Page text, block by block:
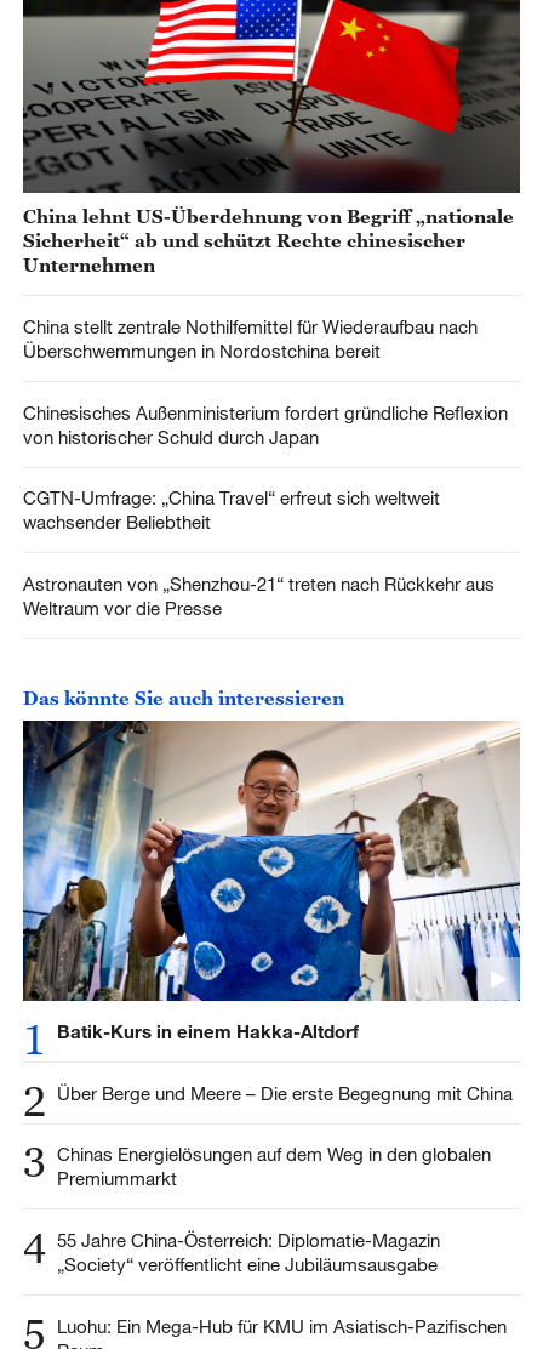
China lehnt US-Überdehnung von Begriff „nationale
Sicherheit“ ab und schützt Rechte chinesischer
Unternehmen
China stellt zentrale Nothilfemittel für Wiederaufbau nach
Überschwemmungen in Nordostchina bereit
Chinesisches Außenministerium fordert gründliche Reflexion
von historischer Schuld durch Japan
CGTN-Umfrage: „China Travel“ erfreut sich weltweit
wachsender Beliebtheit
Astronauten von „Shenzhou-21“ treten nach Rückkehr aus
Weltraum vor die Presse
Das könnte Sie auch interessieren
1 Batik-Kurs in einem Hakka-Altdorf
2 Über Berge und Meere – Die erste Begegnung mit China
3 Chinas Energielösungen auf dem Weg in den globalen
Premiummarkt
4 55 Jahre China-Österreich: Diplomatie-Magazin
„Society“ veröffentlicht eine Jubiläumsausgabe
5
Luohu: Ein Mega-Hub für KMU im Asiatisch-Pazifischen